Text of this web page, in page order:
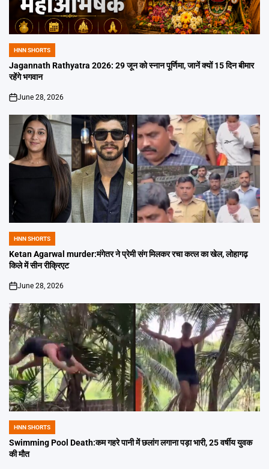
POSTED
IN
HNN SHORTS
Jagannath Rathyatra 2026: 29 जून को स्नान पूर्णिमा, जानें क्यों 15 दिन बीमार
रहेंगे भगवान
on
June 28, 2026
POSTED
IN
HNN SHORTS
Ketan Agarwal murder:मंगेतर ने प्रेमी संग मिलकर रचा कत्ल का खेल, लोहागढ़
किले में सीन रीक्रिएट
on
June 28, 2026
POSTED
IN
HNN SHORTS
Swimming Pool Death:कम गहरे पानी में छलांग लगाना पड़ा भारी, 25 वर्षीय युवक
की मौत